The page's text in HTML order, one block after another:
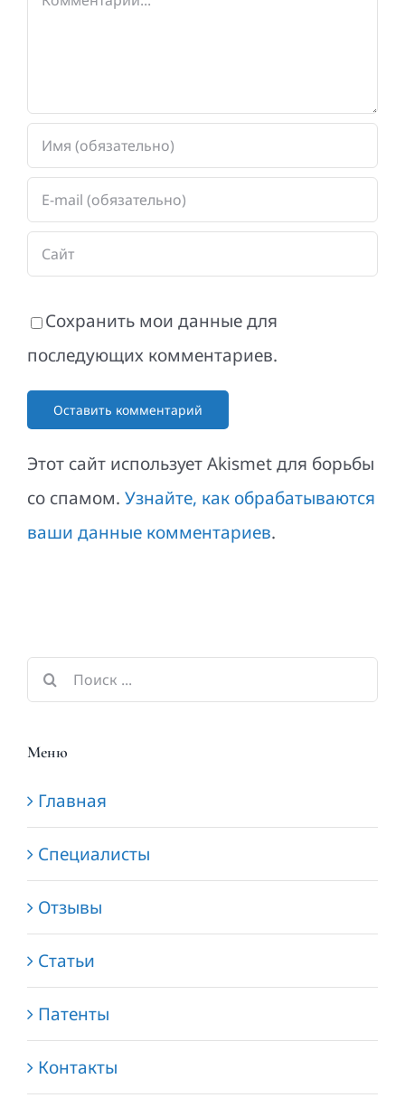
Сохранить мои данные для
последующих комментариев.
Этот сайт использует Akismet для борьбы
со спамом. Узнайте, как обрабатываются
ваши данные комментариев.
Результат
поиска:
Меню
Главная
Специалисты
Отзывы
Статьи
Патенты
Контакты